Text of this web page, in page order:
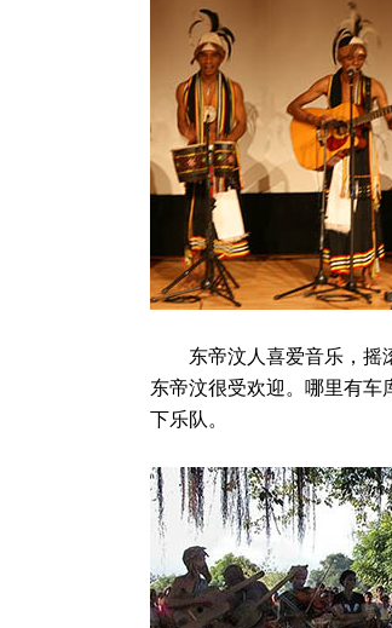
东帝汶人喜爱音乐，摇滚
东帝汶很受欢迎。哪里有车
下乐队。